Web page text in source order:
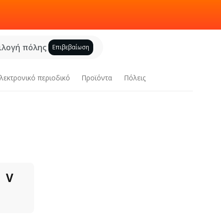
πόλης Επιβεβαίωση
περιοδικό Προϊόντα Πόλεις
V